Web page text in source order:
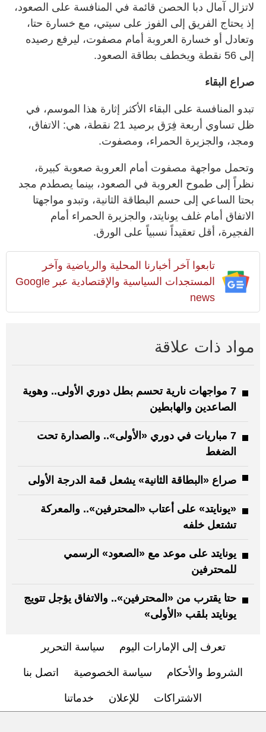
لاتزال آمال دبا الحصن قائمة في المنافسة على الصعود،
إذ يحتاج الفريق إلى الفوز على سيتي، مع خسارة حتا،
وتعادل أو خسارة العروبة أمام مصفوت، ليرفع رصيده
إلى 56 نقطة ويخطف بطاقة الصعود.
صراع البقاء
تبدو المنافسة على البقاء الأكثر إثارة هذا الموسم، في
ظل تساوي أربعة فِرَق برصيد 21 نقطة، هي: الاتفاق،
ومجد، والجزيرة الحمراء، ومصفوت.
وتحمل مواجهة مصفوت أمام العروبة صعوبة كبيرة،
نظراً إلى طموح العروبة في الصعود، بينما يصطدم مجد
بحتا الساعي إلى حسم البطاقة الثانية، وتبدو مواجهتا
الاتفاق أمام غلف يونايتد، والجزيرة الحمراء أمام
الفجيرة، أقل تعقيداً نسبياً على الورق.
تابعوا آخر أخبارنا المحلية والرياضية وآخر
المستجدات السياسية والإقتصادية عبر Google
news
مواد ذات علاقة
7 مواجهات نارية تحسم بطل دوري الأولى.. وهوية
الصاعدين والهابطين
7 مباريات في دوري «الأولى».. والصدارة تحت
الضغط
صراع «البطاقة الثانية» يشعل قمة الدرجة الأولى
«يونايتد» على أعتاب «المحترفين».. والمعركة
تشتعل خلفه
يونايتد على موعد مع «الصعود» الرسمي
للمحترفين
حتا يقترب من «المحترفين».. والاتفاق يؤجل تتويج
يونايتد بلقب «الأولى»
تعرف إلى الإمارات اليوم سياسة التحرير
الشروط والأحكام سياسة الخصوصية اتصل بنا
الاشتراكات للإعلان خدماتنا